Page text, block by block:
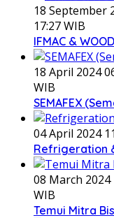
18 September
17:27 WIB
IFMAC &
18 April 2024
WIB
SEMAFEX
04 April 2024
Refrigeration
08 March 2024
WIB
Temui Mitra